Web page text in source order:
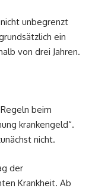
unbegrenzt
ein
von drei Jahren.
beim
krankengeld“.
nicht.
der
Krankheit. Ab